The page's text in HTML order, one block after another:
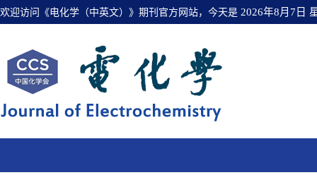
欢迎访问《电化学（中英文）》期刊官方网站，今天是 2026年8月7日